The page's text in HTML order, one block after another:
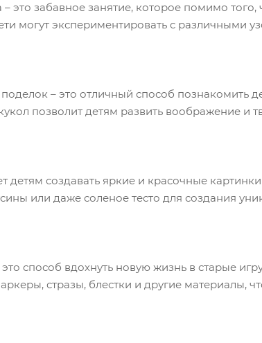
это забавное занятие, которое помимо того,
могут экспериментировать с различными
– это отличный способ познакомить
позволит детям развить воображение и
детям создавать яркие и красочные
или даже соленое тесто для создания
способ вдохнуть новую жизнь в старые
стразы, блестки и другие материалы,